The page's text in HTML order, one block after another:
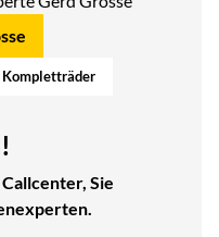
Kompletträder
Sie